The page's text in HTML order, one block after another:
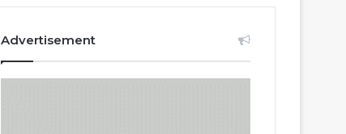
Advertisement